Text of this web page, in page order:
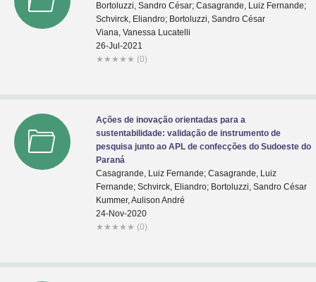
Bortoluzzi, Sandro César; Casagrande, Luiz Fernande;
Schvirck, Eliandro; Bortoluzzi, Sandro César
Viana, Vanessa Lucatelli
26-Jul-2021
★ ★ ★ ★ ★ (0)
Ações de inovação orientadas para a
sustentabilidade: validação de instrumento de
pesquisa junto ao APL de confecções do Sudoeste do
Paraná
Casagrande, Luiz Fernande; Casagrande, Luiz
Fernande; Schvirck, Eliandro; Bortoluzzi, Sandro César
Kummer, Aulison André
24-Nov-2020
★ ★ ★ ★ ★ (0)